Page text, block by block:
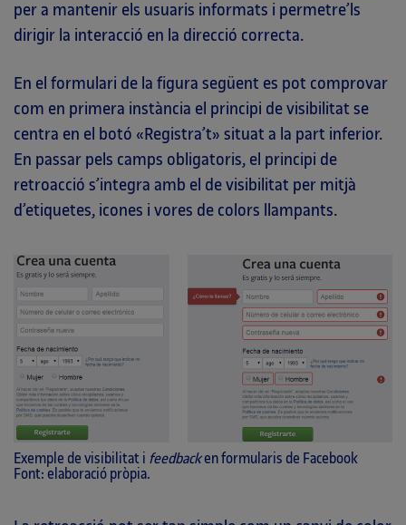
per a mantenir els usuaris informats i permetre’ls
dirigir la interacció en la direcció correcta.
En el formulari de la figura següent es pot comprovar
com en primera instància el principi de visibilitat se
centra en el botó «Registra’t» situat a la part inferior.
En passar pels camps obligatoris, el principi de
retroacció s’integra amb el de visibilitat per mitjà
d’etiquetes, icones i vores de colors llampants.
Exemple de visibilitat i feedbacken formularis de Facebook
Font: elaboració pròpia.